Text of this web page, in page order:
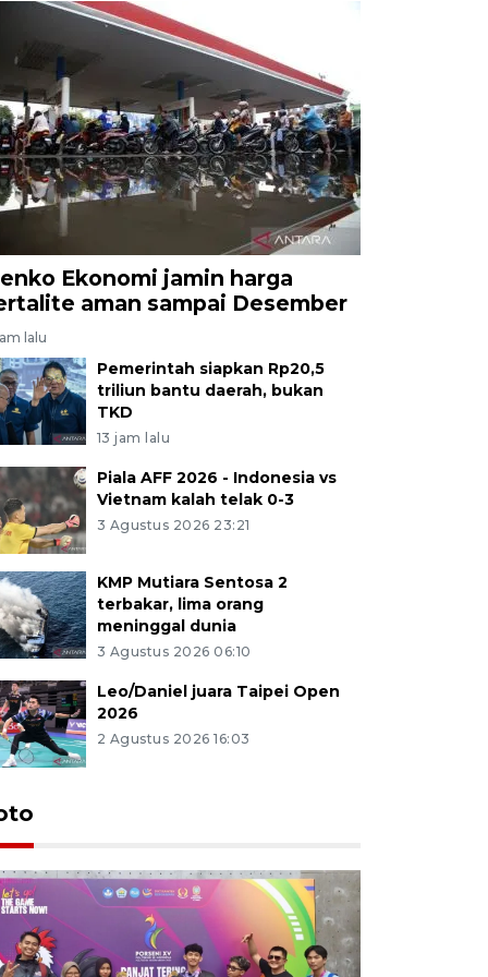
Ekonomi jamin harga
aman sampai Desember
lalu
Pemerintah siapkan Rp20,5
triliun bantu daerah, bukan
TKD
13 jam lalu
Piala AFF 2026 - Indonesia vs
Vietnam kalah telak 0-3
3 Agustus 2026 23:21
KMP Mutiara Sentosa 2
terbakar, lima orang
meninggal dunia
3 Agustus 2026 06:10
Leo/Daniel juara Taipei Open
2026
2 Agustus 2026 16:03